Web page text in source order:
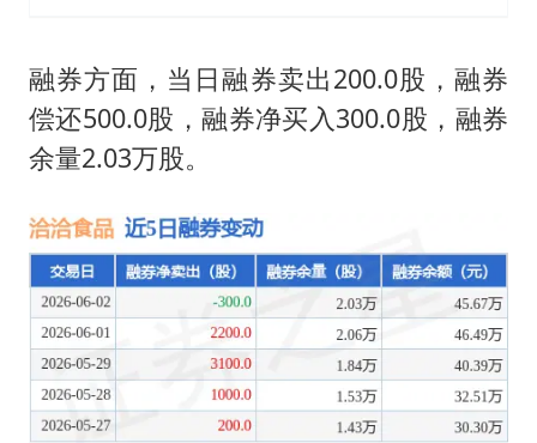
融券方面，当日融券卖出200.0股，融券
偿还500.0股，融券净买入300.0股，融券
余量2.03万股。